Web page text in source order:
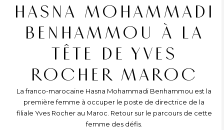
HASNA MOHAMMADI
BENHAMMOU À LA
TÊTE DE YVES
ROCHER MAROC
La franco-marocaine Hasna Mohammadi Benhammou est la
première femme à occuper le poste de directrice de la
filiale Yves Rocher au Maroc. Retour sur le parcours de cette
femme des défis.